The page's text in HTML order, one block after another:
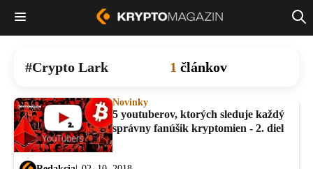
Crypto Lark 1 článkov
Novinky
5 youtuberov, ktorých sleduje každý
správny fanúšik kryptomien - 2. diel